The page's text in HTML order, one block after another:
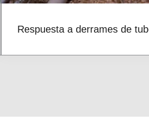
Respuesta a derrames de